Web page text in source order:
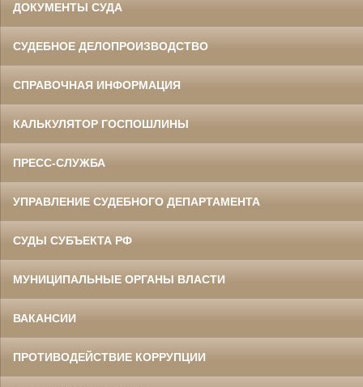
ДОКУМЕНТЫ СУДА
СУДЕБНОЕ ДЕЛОПРОИЗВОДСТВО
СПРАВОЧНАЯ ИНФОРМАЦИЯ
КАЛЬКУЛЯТОР ГОСПОШЛИНЫ
ПРЕСС-СЛУЖБА
УПРАВЛЕНИЕ СУДЕБНОГО ДЕПАРТАМЕНТА
СУДЫ СУБЪЕКТА РФ
МУНИЦИПАЛЬНЫЕ ОРГАНЫ ВЛАСТИ
ВАКАНСИИ
ПРОТИВОДЕЙСТВИЕ КОРРУПЦИИ